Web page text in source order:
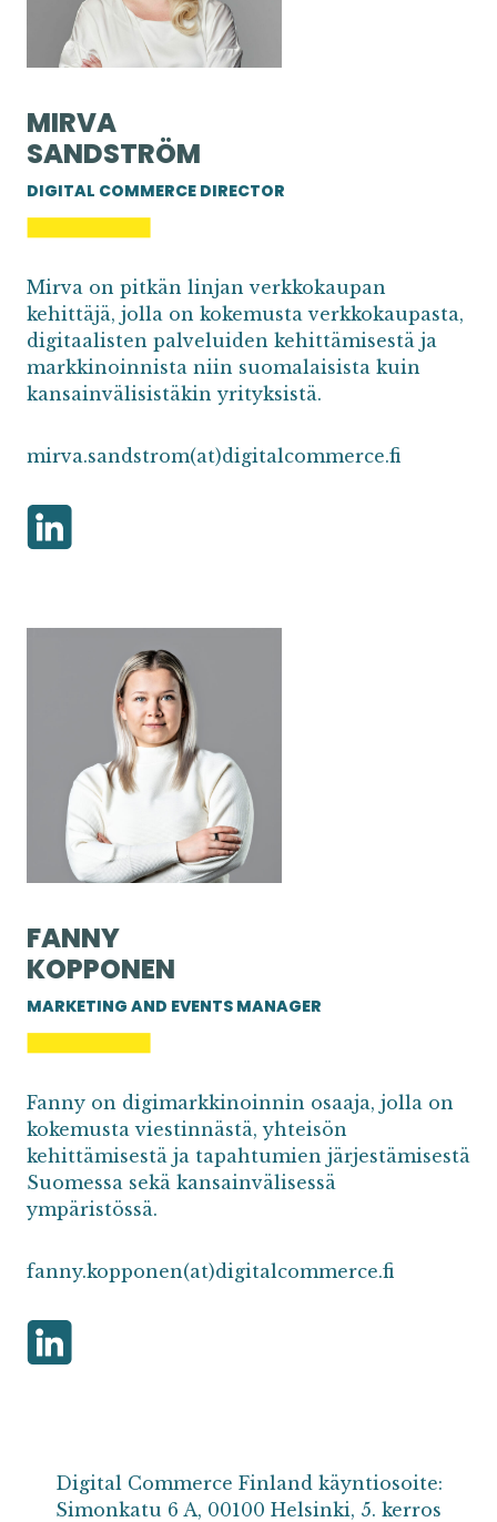
MIRVA
SANDSTRÖM
DIGITAL COMMERCE DIRECTOR
Mirva on pitkän linjan verkkokaupan
kehittäjä, jolla on kokemusta verkkokaupasta,
digitaalisten palveluiden kehittämisestä ja
markkinoinnista niin suomalaisista kuin
kansainvälisistäkin yrityksistä.
mirva.sandstrom(at)digitalcommerce.fi
FANNY
KOPPONEN
MARKETING AND EVENTS MANAGER
Fanny on digimarkkinoinnin osaaja, jolla on
kokemusta viestinnästä, yhteisön
kehittämisestä ja tapahtumien järjestämisestä
Suomessa sekä kansainvälisessä
ympäristössä.
fanny.kopponen(at)digitalcommerce.fi
Digital Commerce Finland käyntiosoite:
Simonkatu 6 A, 00100 Helsinki, 5. kerros